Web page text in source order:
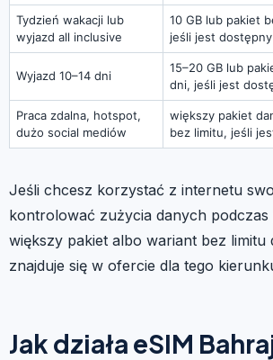
Tydzień wakacji lub
wyjazd all inclusive
10 GB lub pakiet
jeśli jest dostępny
Wyjazd 10–14 dni
15–20 GB lub
dni, jeśli jest
Praca zdalna, hotspot,
dużo social mediów
większy pakiet
bez limitu, jeśli
Jeśli chcesz korzystać z internetu
kontrolować zużycia danych
większy pakiet albo wariant bez limitu
znajduje się w ofercie dla tego
Jak działa eSIM